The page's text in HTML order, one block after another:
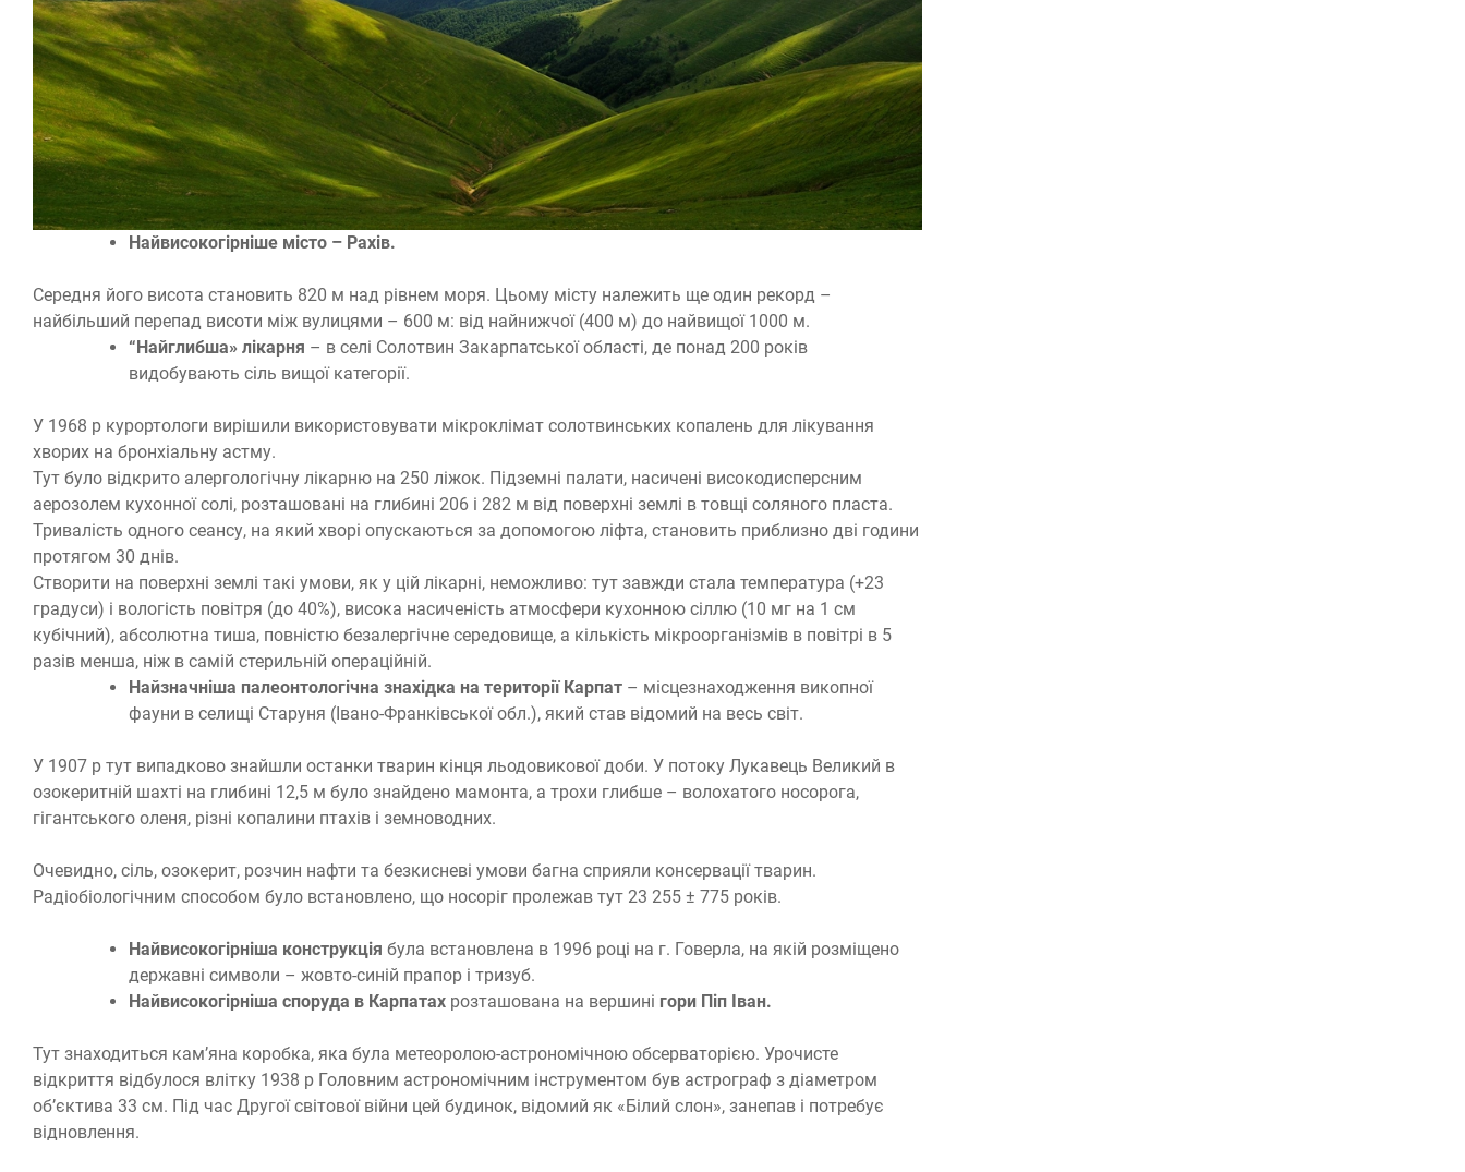
Найвисокогірніше місто – Рахів.
Середня його висота становить 820 м над рівнем моря. Цьому місту належить ще один рекорд –
найбільший перепад висоти між вулицями – 600 м: від найнижчої (400 м) до найвищої 1000 м.
“Найглибша» лікарня – в селі Солотвин Закарпатської області, де понад 200 років
видобувають сіль вищої категорії.
У 1968 р курортологи вирішили використовувати мікроклімат солотвинських копалень для лікування
хворих на бронхіальну астму.
Тут було відкрито алергологічну лікарню на 250 ліжок. Підземні палати, насичені високодисперсним
аерозолем кухонної солі, розташовані на глибині 206 і 282 м від поверхні землі в товщі соляного пласта.
Тривалість одного сеансу, на який хворі опускаються за допомогою ліфта, становить приблизно дві години
протягом 30 днів.
Створити на поверхні землі такі умови, як у цій лікарні, неможливо: тут завжди стала температура (+23
градуси) і вологість повітря (до 40%), висока насиченість атмосфери кухонною сіллю (10 мг на 1 см
кубічний), абсолютна тиша, повністю безалергічне середовище, а кількість мікроорганізмів в повітрі в 5
разів менша, ніж в самій стерильній операційній.
Найзначніша палеонтологічна знахідка на території Карпат – місцезнаходження викопної
фауни в селищі Старуня (Івано-Франківської обл.), який став відомий на весь світ.
У 1907 р тут випадково знайшли останки тварин кінця льодовикової доби. У потоку Лукавець Великий в
озокеритній шахті на глибині 12,5 м було знайдено мамонта, а трохи глибше – волохатого носорога,
гігантського оленя, різні копалини птахів і земноводних.
Очевидно, сіль, озокерит, розчин нафти та безкисневі умови багна сприяли консервації тварин.
Радіобіологічним способом було встановлено, що носоріг пролежав тут 23 255 ± 775 років.
Найвисокогірніша конструкція була встановлена в 1996 році на г. Говерла, на якій розміщено
державні символи – жовто-синій прапор і тризуб.
Найвисокогірніша споруда в Карпатах розташована на вершині гори Піп Іван.
Тут знаходиться кам’яна коробка, яка була метеоролою-астрономічною обсерваторією. Урочисте
відкриття відбулося влітку 1938 р Головним астрономічним інструментом був астрограф з діаметром
об’єктива 33 см. Під час Другої світової війни цей будинок, відомий як «Білий слон», занепав і потребує
відновлення.